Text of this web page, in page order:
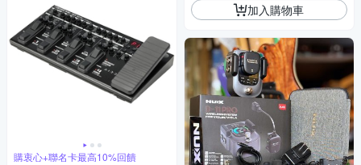
購衷心+聯名卡最高10%回饋
加入購物車